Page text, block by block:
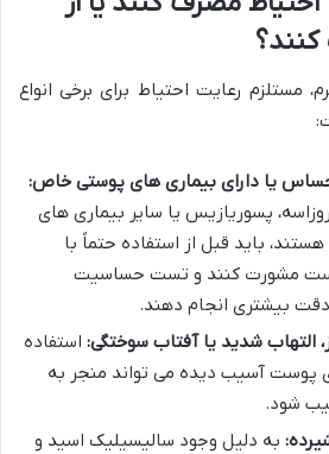
مستلزم رعایت احتیاط برای برخی انواع
یا دارای بیماری های پوستی خاص:
روزاسه، پسوریازیس یا سایر بیماری های
باید قبل از استفاده حتماً با
مشورت کنند و تست حساسیت
التهاب شدید یا آفتاب سوختگی: استفاده
پوست آسیب دیده می تواند منجر به
شود.
به دلیل وجود سالیسیلیک اسید و